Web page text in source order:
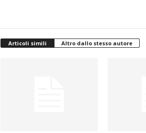
Articoli simili Altro dallo stesso autore